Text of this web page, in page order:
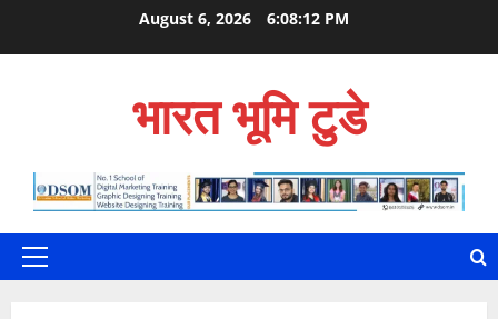
August 6, 2026 6:08:13 PM
भारत भूमि टुडे
Primary